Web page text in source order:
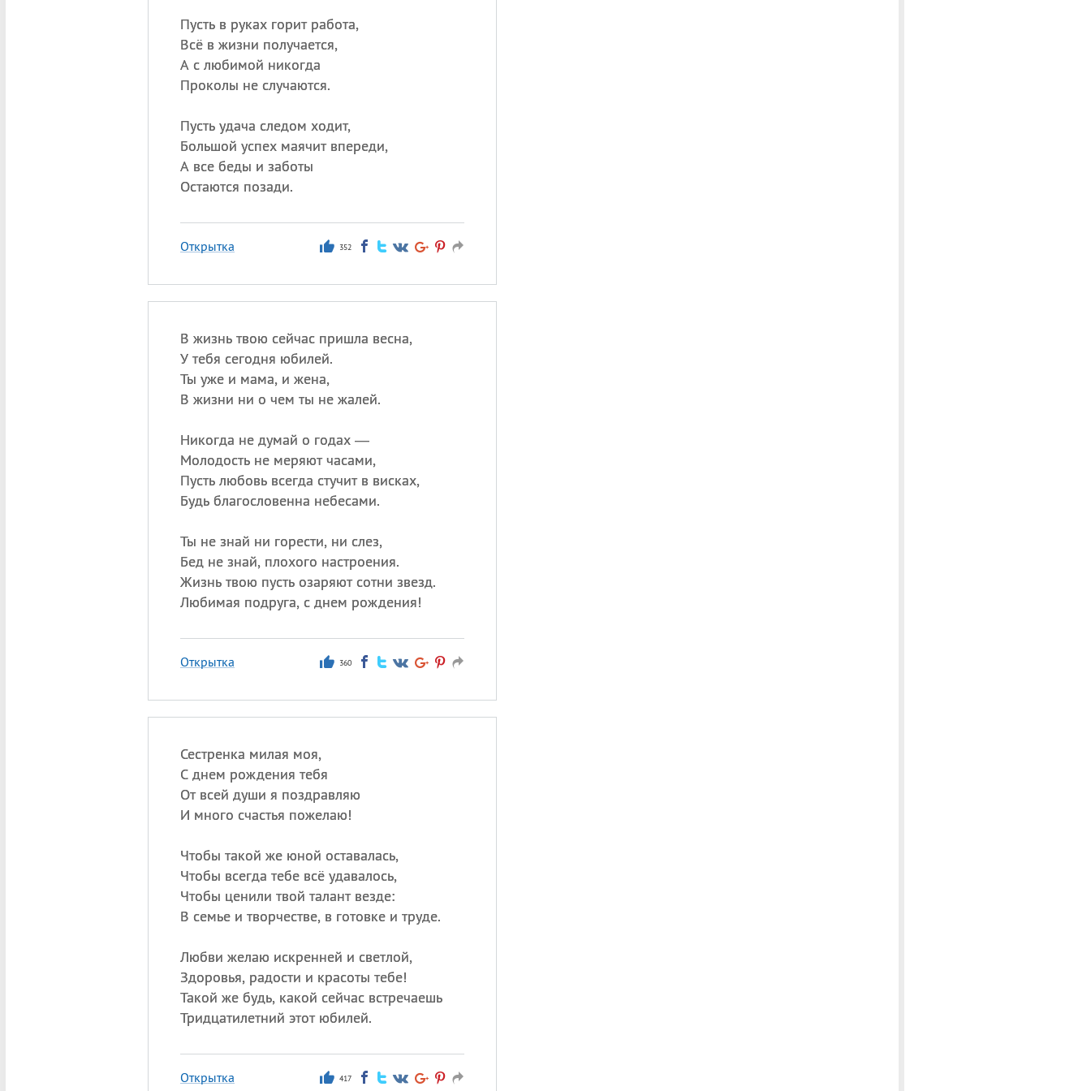
Пусть в руках горит работа,
Всё в жизни получается,
А с любимой никогда
Проколы не случаются.
Пусть удача следом ходит,
Большой успех маячит впереди,
А все беды и заботы
Остаются позади.
Открытка 352
В жизнь твою сейчас пришла весна,
У тебя сегодня юбилей.
Ты уже и мама, и жена,
В жизни ни о чем ты не жалей.
Никогда не думай о годах —
Молодость не меряют часами,
Пусть любовь всегда стучит в висках,
Будь благословенна небесами.
Ты не знай ни горести, ни слез,
Бед не знай, плохого настроения.
Жизнь твою пусть озаряют сотни звезд.
Любимая подруга, с днем рождения!
Открытка 360
Сестренка милая моя,
С днем рождения тебя
От всей души я поздравляю
И много счастья пожелаю!
Чтобы такой же юной оставалась,
Чтобы всегда тебе всё удавалось,
Чтобы ценили твой талант везде:
В семье и творчестве, в готовке и труде.
Любви желаю искренней и светлой,
Здоровья, радости и красоты тебе!
Такой же будь, какой сейчас встречаешь
Тридцатилетний этот юбилей.
Открытка 417